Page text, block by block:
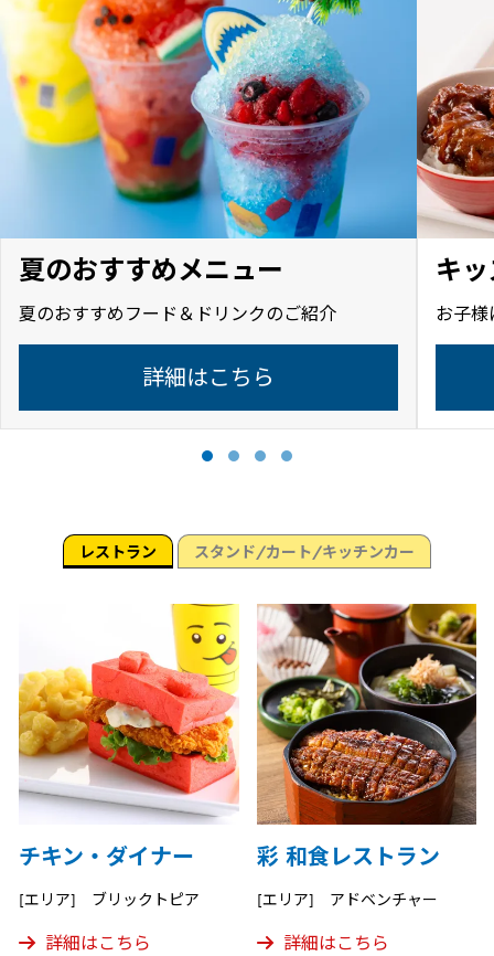
夏のおすすめメニュー
夏のおすすめフード＆ドリンクのご紹介
詳細はこちら
キ
お子様
レストラン スタンド/カート/キッチンカー
チキン・ダイナー
[エリア] ブリックトピア
詳細はこちら
彩 和食レストラン
[エリア] アドベンチャー
詳細はこちら